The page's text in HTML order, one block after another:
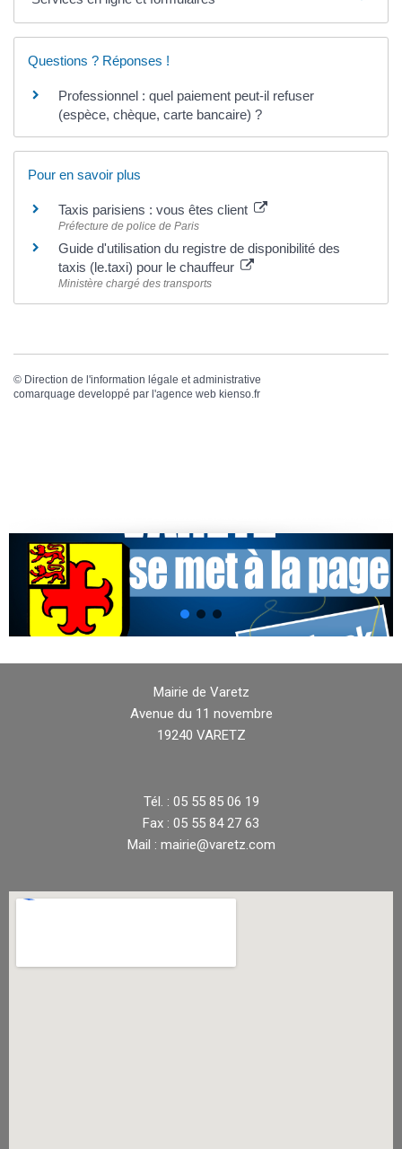
Questions ? Réponses !
Professionnel : quel paiement peut-il refuser
(espèce, chèque, carte bancaire) ?
Pour en savoir plus
Taxis parisiens : vous êtes client
Préfecture de police de Paris
Guide d'utilisation du registre de disponibilité des
taxis (le.taxi) pour le chauffeur
Ministère chargé des transports
© Direction de l'information légale et administrative
comarquage developpé par l'agence web kienso.fr
Mairie de Varetz
Avenue du 11 novembre
19240 VARETZ
Tél. : 05 55 85 06 19
Fax : 05 55 84 27 63
Mail : mairie@varetz.com